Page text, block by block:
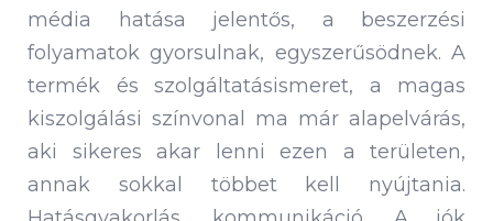
média hatása jelentős, a beszerzési
folyamatok gyorsulnak, egyszerűsödnek. A
termék és szolgáltatásismeret, a magas
kiszolgálási színvonal ma már alapelvárás,
aki sikeres akar lenni ezen a területen,
annak sokkal többet kell nyújtania.